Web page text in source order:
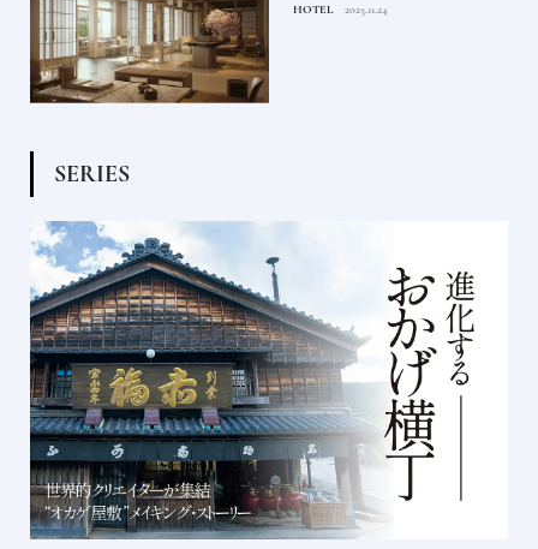
ィホテルまでご紹介【後編】
HOTEL 2025.11.24
SERIES